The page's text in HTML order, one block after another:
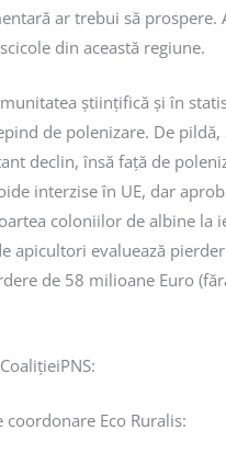
ar trebui să
din această regiune.
științifică și în
de polenizare. De
declin, însă față de
interzise în UE, dar
coloniilor de albine
apicultori evaluează
de 58 milioane Euro
Eco Ruralis: